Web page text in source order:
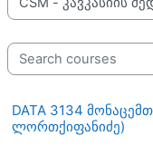
Course categories
Search courses
DATA 3134
ლორთქიფანიძე)